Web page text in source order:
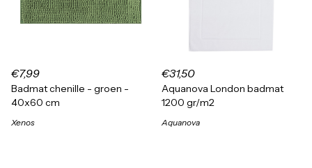
€7,99
Badmat chenille - groen -
40x60 cm
Xenos
€31,50
Aquanova London badmat
1200 gr/m2
Aquanova